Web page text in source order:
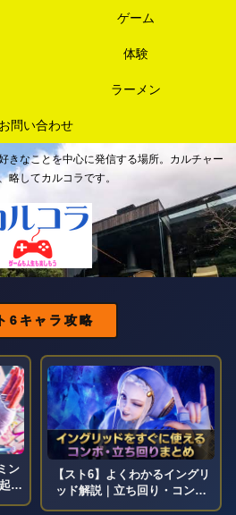
きなことを中心に発信する場所。カルチャー
略してカルコラです。
ゲーム
体験
ラーメン
お問い合わせ
6キャラ攻略
ン
き
【スト6】よくわかるイングリ
ッド解説｜立ち回り・コンボ
(SA2込み)・起き攻め マスター